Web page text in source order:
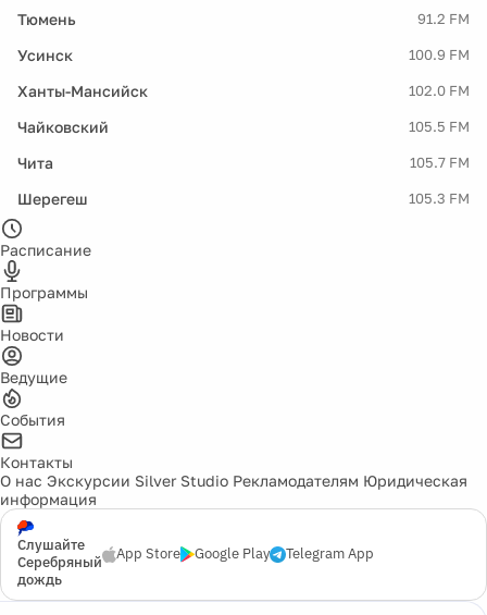
Тюмень 91.2 FM
Усинск 100.9 FM
Ханты-Мансийск 102.0 FM
Чайковский 105.5 FM
Чита 105.7 FM
Шерегеш 105.3 FM
Расписание
Программы
Новости
Ведущие
События
Контакты
О нас Экскурсии Silver Studio Рекламодателям Юридическая
информация
Слушайте
Серебряный
дождь
App Store Google Play Telegram App